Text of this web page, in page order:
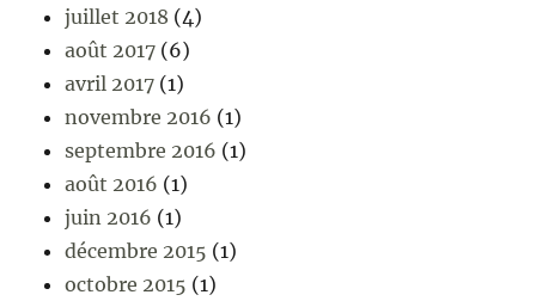
juillet 2018 (4)
août 2017 (6)
avril 2017 (1)
novembre 2016 (1)
septembre 2016 (1)
août 2016 (1)
juin 2016 (1)
décembre 2015 (1)
octobre 2015 (1)